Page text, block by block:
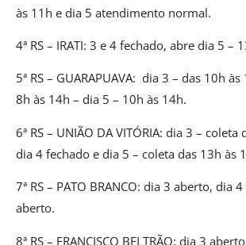
às 11h e dia 5 atendimento normal.
4ª RS – IRATI: 3 e 4 fechado, abre dia 5 –
5ª RS – GUARAPUAVA: dia 3 – das 10h
8h às 14h – dia 5 – 10h às 14h.
6ª RS – UNIÃO DA VITÓRIA: dia 3 – coleta
dia 4 fechado e dia 5 – coleta das 13h às
7ª RS – PATO BRANCO: dia 3 aberto, dia
aberto.
8ª RS – FRANCISCO BELTRÃO: dia 3